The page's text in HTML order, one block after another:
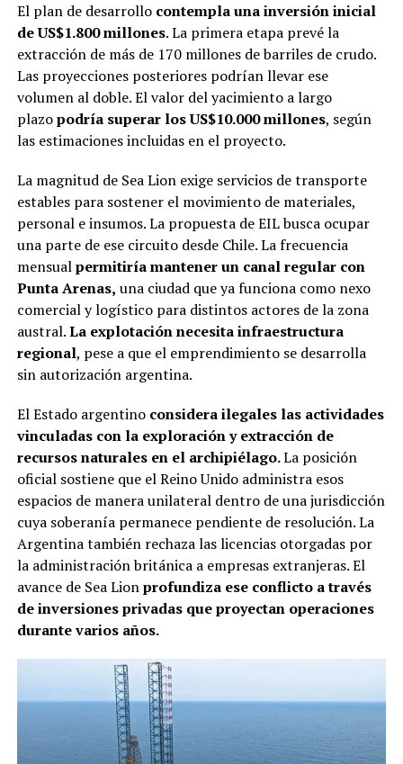
El plan de desarrollocontempla una inversión inicial
de US$1.800 millones. La primera etapa prevé la
extracción de más de 170 millones de barriles de crudo.
Las proyecciones posteriores podrían llevar ese
volumen al doble. El valor del yacimiento a largo
plazopodría superar los US$10.000 millones, según
las estimaciones incluidas en el proyecto.
La magnitud de Sea Lion exige servicios de transporte
estables para sostener el movimiento de materiales,
personal e insumos. La propuesta de EIL busca ocupar
una parte de ese circuito desde Chile. La frecuencia
mensualpermitiría mantener un canal regular con
Punta Arenas, una ciudad que ya funciona como nexo
comercial y logístico para distintos actores de la zona
austral.La explotación necesita infraestructura
regional, pese a que el emprendimiento se desarrolla
sin autorización argentina.
El Estado argentino considera ilegales las actividades
vinculadas con la exploración y extracción de
recursos naturales en el archipiélago.La posición
oficial sostiene que el Reino Unido administra esos
espacios de manera unilateral dentro de una jurisdicción
cuya soberanía permanece pendiente de resolución. La
Argentina también rechaza las licencias otorgadas por
la administración británica a empresas extranjeras. El
avance de Sea Lionprofundiza ese conflicto a través
de inversiones privadas que proyectan operaciones
durante varios años.